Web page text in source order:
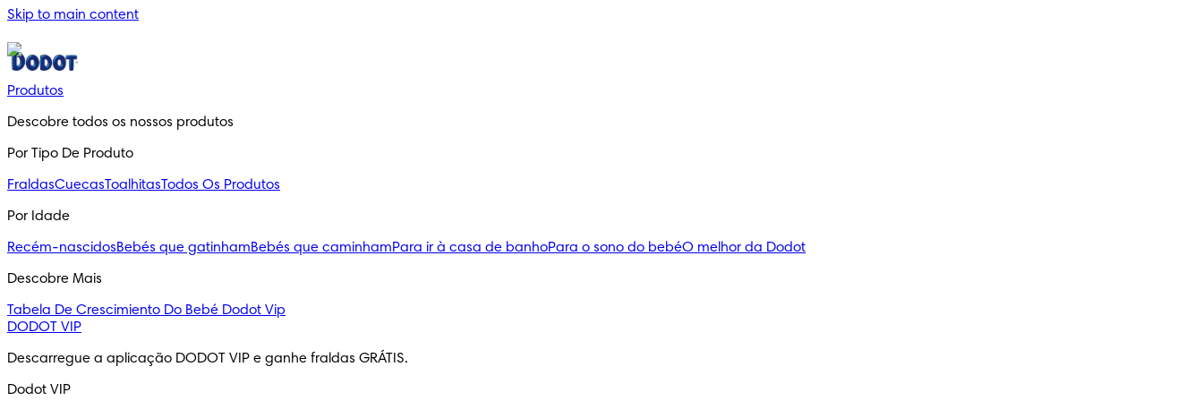
Skip to main content
Produtos
Descobre todos os nossos produtos
Por Tipo De Produto
FraldasCuecasToalhitasTodos Os Produtos
Por Idade
Recém-nascidosBebés que gatinhamBebés que caminhamPara ir à casa de banhoPara o sono do bebéO melhor da Dodot
Descobre Mais
Tabela De Crescimiento Do Bebé Dodot Vip
DODOT VIP
Descarregue a aplicação DODOT VIP e ganhe fraldas GRÁTIS.
Dodot VIP